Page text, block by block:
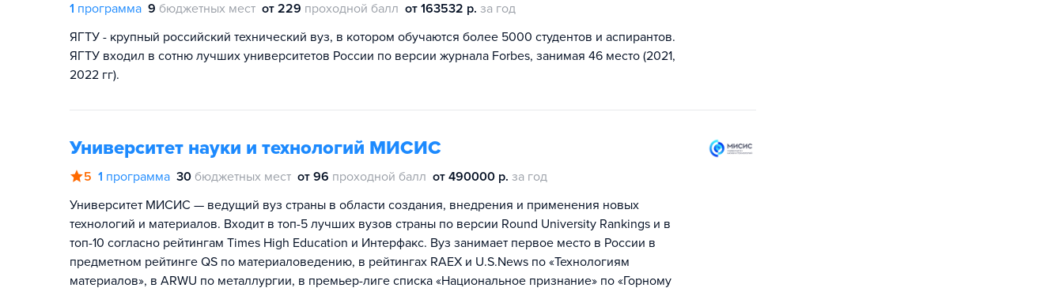
1 программа 9 бюджетных мест от 229 проходной балл от 163532 р. за год
ЯГТУ - крупный российский технический вуз, в котором обучаются более 5000 студентов и аспирантов.
ЯГТУ входил в сотню лучших университетов России по версии журнала Forbes, занимая 46 место (2021,
2022 гг).
Университет науки и технологий МИСИС
5 1 программа 30 бюджетных мест от 96 проходной балл от 490000 р. за год
Университет МИСИС — ведущий вуз страны в области создания, внедрения и применения новых
технологий и материалов. Входит в топ-5 лучших вузов страны по версии Round University Rankings и в
топ-10 согласно рейтингам Times High Education и Интерфакс. Вуз занимает первое место в России в
предметном рейтинге QS по материаловедению, в рейтингах RAEX и U.S.News по «Технологиям
материалов», в ARWU по металлургии, в премьер-лиге списка «Национальное признание» по «Горному